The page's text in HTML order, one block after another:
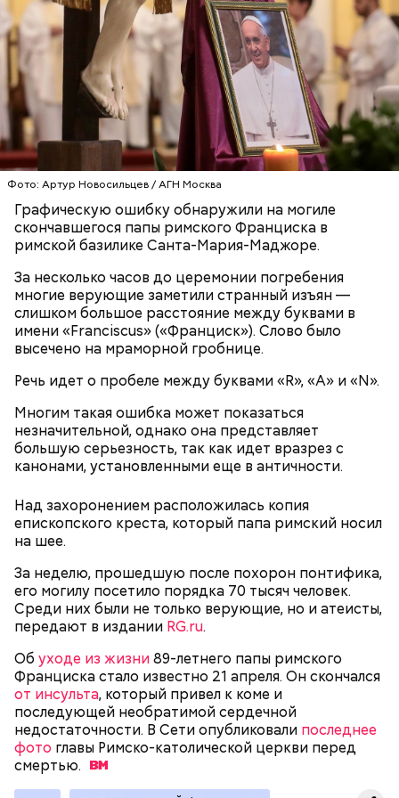
Фото: Артур Новосильцев / АГН Москва
Графическую ошибку обнаружили на могиле
скончавшегося папы римского Франциска в
римской базилике Санта-Мария-Маджоре.
За несколько часов до церемонии погребения
многие верующие заметили странный изъян —
слишком большое расстояние между буквами в
имени «Franciscus» («Франциск»). Слово было
высечено на мраморной гробнице.
Речь идет о пробеле между буквами «R», «A» и «N».
Многим такая ошибка может показаться
незначительной, однако она представляет
большую серьезность, так как идет вразрез с
канонами, установленными еще в античности.
Над захоронением расположилась копия
епископского креста, который папа римский носил
на шее.
За неделю, прошедшую после похорон понтифика,
его могилу посетило порядка 70 тысяч человек.
Среди них были не только верующие, но и атеисты,
передают в издании RG.ru.
Об уходе из жизни89-летнего папы римского
Франциска стало известно 21 апреля. Он скончался
от инсульта, который привел к коме и
последующей необратимой сердечной
недостаточности. В Сети опубликовали последнее
фото главы Римско-католической церкви перед
смертью.
Фото: public domain
Француженка Люсиль Рандон родилась 11 февраля
долгожительницы была сестра-близнец, которая
работала гувернанткой в марсельской семье, а в
1920 году переехала в Версаль, где была на
протяжении 16 лет учителем в двух семьях. В 1923
году она стала послушницей в монастыре и спустя
монастырей.
В 1945 году женщина устроилась в больницу в
городе Виши, став помогать сиротам и старикам,
где трудилась 28 лет. В конце 1970-х она поступила
лет перешла в другой монастырь в Тулоне. Однако
в 2010-х годах она была слепой и прикованной к
инвалидному креслу, из-за чего была вынуждена
переехать в дом престарелых. В 2021 году Рандон
заболела COVID-19, однако болезнь протекала
бессимптомно и она смогла оправиться. 17 января
2023 года Люсиль Рандон умерла во сне, совсем
немного не дожив до 119 лет.